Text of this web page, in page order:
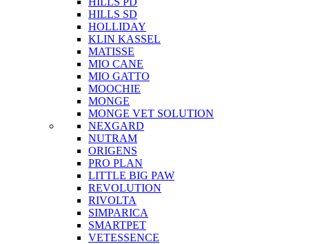
HILLS SD
HOLLIDAY
KLIN KASSEL
MATISSE
MIO CANE
MIO GATTO
MOOCHIE
MONGE
MONGE VET SOLUTION
NEXGARD
NUTRAM
ORIGENS
PRO PLAN
LITTLE BIG PAW
REVOLUTION
RIVOLTA
SIMPARICA
SMARTPET
VETESSENCE